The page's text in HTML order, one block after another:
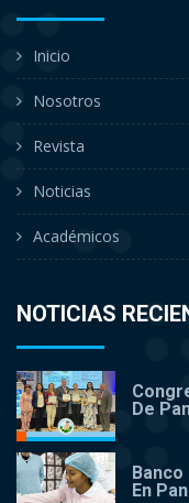
Inicio
Nosotros
Revista
Noticias
Académicos
NOTICIAS
De
En